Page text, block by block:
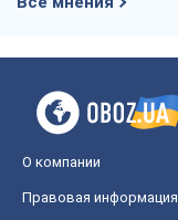
О компании
Правовая информация